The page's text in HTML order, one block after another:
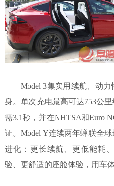
Model 3集实用续航、动
身。单次充电最高可达753公
需3.1秒，并在NHTSA和Euro
证。Model Y连续两年蝉联全
进化：更长续航、更低能耗
验、更舒适的座舱体验，用车